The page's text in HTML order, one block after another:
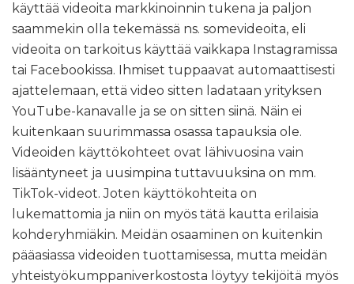
käyttää videoita markkinoinnin tukena ja paljon
saammekin olla tekemässä ns. somevideoita, eli
videoita on tarkoitus käyttää vaikkapa Instagramissa
tai Facebookissa. Ihmiset tuppaavat automaattisesti
ajattelemaan, että video sitten ladataan yrityksen
YouTube-kanavalle ja se on sitten siinä. Näin ei
kuitenkaan suurimmassa osassa tapauksia ole.
Videoiden käyttökohteet ovat lähivuosina vain
lisääntyneet ja uusimpina tuttavuuksina on mm.
TikTok-videot. Joten käyttökohteita on
lukemattomia ja niin on myös tätä kautta erilaisia
kohderyhmiäkin. Meidän osaaminen on kuitenkin
pääasiassa videoiden tuottamisessa, mutta meidän
yhteistyökumppaniverkostosta löytyy tekijöitä myös